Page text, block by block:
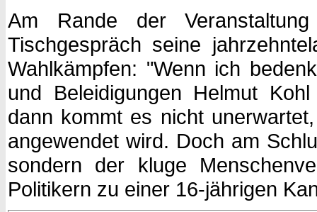
Am Rande der
Tischgespräch seine
Wahlkämpfen: "Wenn ich
und Beleidigungen Helmut
dann kommt es nicht
angewendet wird. Doch am
sondern der kluge
Politikern zu einer 16-jährigen